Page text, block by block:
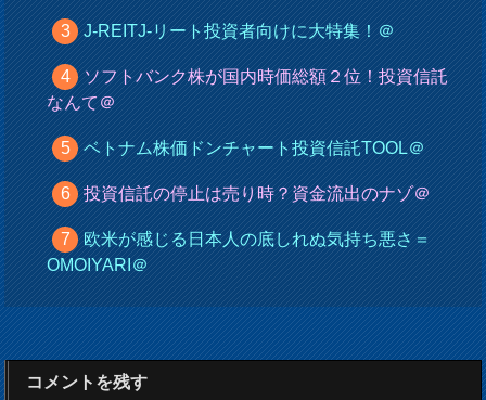
J-REITJ-リート投資者向けに大特集！＠
ソフトバンク株が国内時価総額２位！投資信託
なんて＠
ベトナム株価ドンチャート投資信託TOOL＠
投資信託の停止は売り時？資金流出のナゾ＠
欧米が感じる日本人の底しれぬ気持ち悪さ＝
OMOIYARI＠
コメントを残す